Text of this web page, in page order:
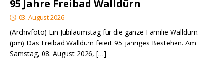
95 Jahre Freibad Walldürn
03. August 2026
(Archivfoto) Ein Jubiläumstag für die ganze Familie Walldürn.
(pm) Das Freibad Walldürn feiert 95-jähriges Bestehen. Am
Samstag, 08. August 2026, […]